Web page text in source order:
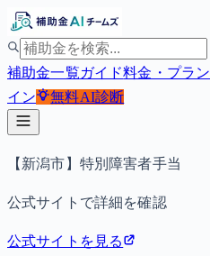
補助金一覧ガイド料金・プラン
イン
無料AI診断
【新潟市】特別障害者手当
公式サイトで詳細を確認
公式サイトを見る